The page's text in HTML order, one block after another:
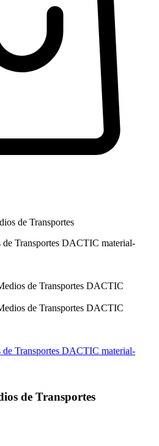
de Transportes
de Transportes